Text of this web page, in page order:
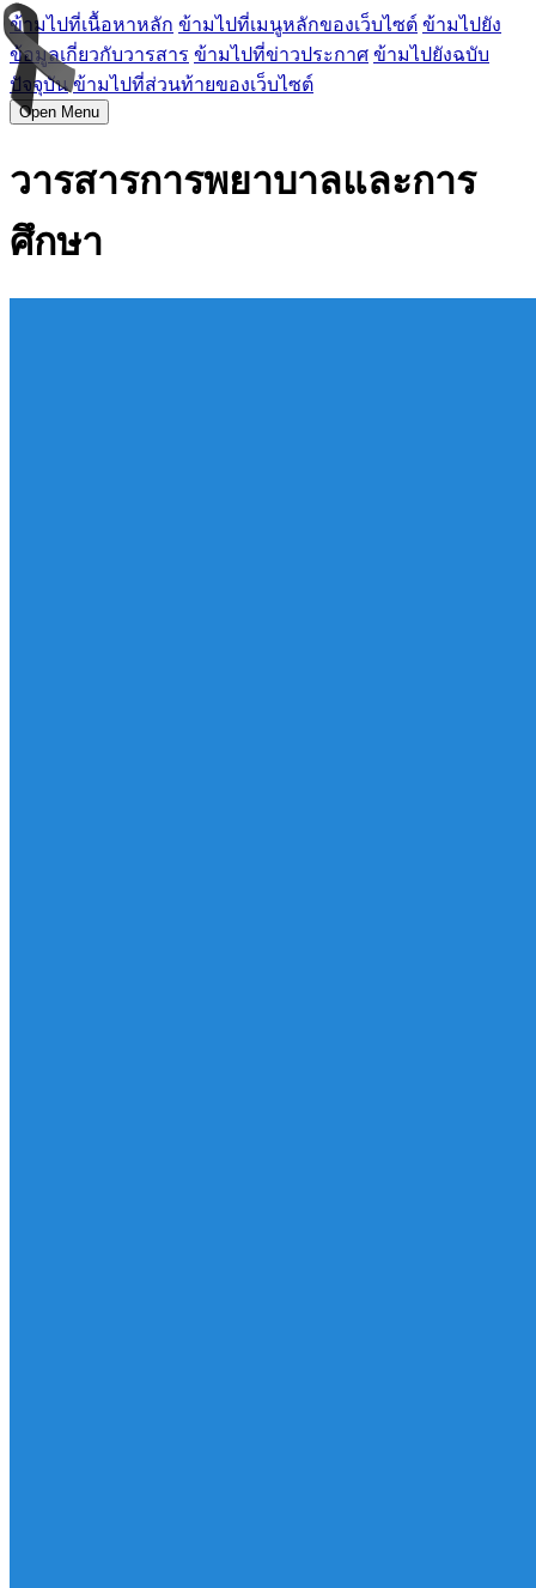
ข้ามไปที่เนื้อหาหลัก ข้ามไปที่เมนูหลักของเว็บไซต์ ข้ามไปยัง
ข้อมูลเกี่ยวกับวารสาร ข้ามไปที่ข่าวประกาศ ข้ามไปยังฉบับ
ปัจจุบัน ข้ามไปที่ส่วนท้ายของเว็บไซต์
Open Menu
วารสารการพยาบาลและการ
ศึกษา